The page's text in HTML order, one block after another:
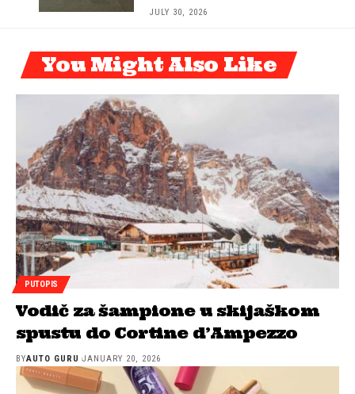
JULY 30, 2026
You Might Also Like
PUTOPIS
Vodič za šampione u skijaškom
spustu do Cortine d’Ampezzo
BYAUTO GURU JANUARY 20, 2026